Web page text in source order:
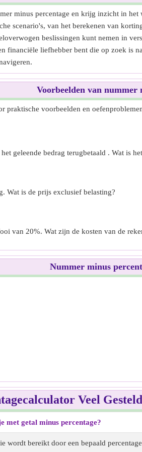
minus percentage en krijg inzicht in
scenario's, van het berekenen van
beslissingen kunt nemen in
financiële liefhebber bent die op zoek is
Voorbeelden van nummer
praktische voorbeelden en
geleende bedrag terugbetaald . Wat is
Wat is de prijs exclusief belasting?
van 20%. Wat zijn de kosten van de
Nummer minus
Veel
met getal minus percentage?
wordt bereikt door een bepaald